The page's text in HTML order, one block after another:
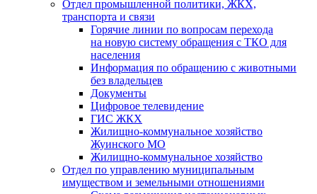
Отдел промышленной политики, ЖКХ,
транспорта и связи
Горячие линии по вопросам перехода
на новую систему обращения с ТКО для
населения
Информация по обращению с животными
без владельцев
Документы
Цифровое телевидение
ГИС ЖКХ
Жилищно-коммунальное хозяйство
Жуинского МО
Жилищно-коммунальное хозяйство
Отдел по управлению муниципальным
имуществом и земельными отношениями